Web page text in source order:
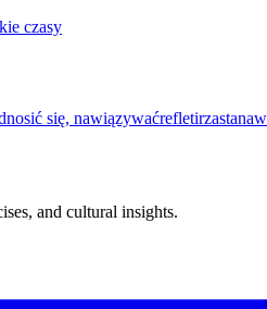
czasy
się, nawiązywaćrefletir
and cultural insights.